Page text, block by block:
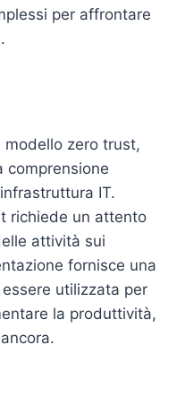
per affrontare
modello zero trust,
comprensione
IT.
richiede un attento
attività sui
fornisce una
utilizzata per
la produttività,